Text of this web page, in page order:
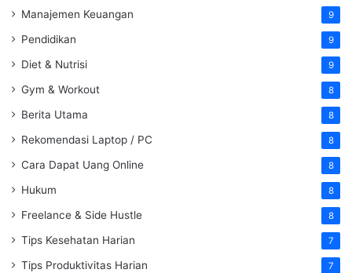
Manajemen Keuangan 9
Pendidikan 9
Diet & Nutrisi 9
Gym & Workout 8
Berita Utama 8
Rekomendasi Laptop / PC 8
Cara Dapat Uang Online 8
Hukum 8
Freelance & Side Hustle 8
Tips Kesehatan Harian 7
Tips Produktivitas Harian 7